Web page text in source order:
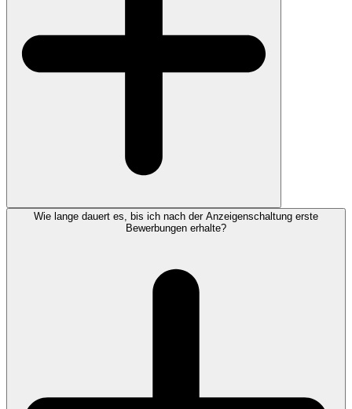
Wie lange dauert es, bis ich nach der Anzeigenschaltung erste
Bewerbungen erhalte?